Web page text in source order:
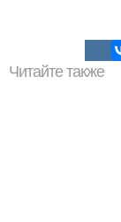
Читайте также